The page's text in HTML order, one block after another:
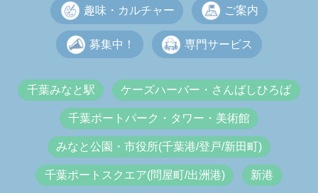
趣味・カルチャー ご案内
募集中！ 専門サービス
千葉みなと駅 ケーズハーバー・さんばしひろば
千葉ポートパーク・タワー・美術館
みなと公園・市役所(千葉港/登戸/新田町)
千葉ポートスクエア(問屋町/出洲港) 新港